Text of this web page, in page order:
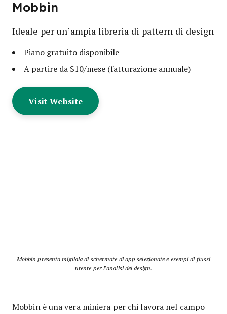
Mobbin
Ideale per un’ampia libreria di pattern di design
Piano gratuito disponibile
A partire da $10/mese (fatturazione annuale)
Visit Website
Mobbin presenta migliaia di schermate di app selezionate e esempi di flussi
utente per l'analisi del design.
Mobbin è una vera miniera per chi lavora nel campo